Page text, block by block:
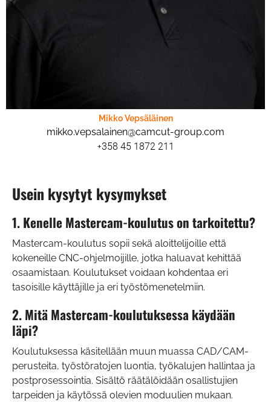
Mikko Vepsäläinen
mikko.vepsalainen@camcut-group.com
+358 45 1872 211
Usein kysytyt kysymykset
1. Kenelle Mastercam-koulutus on tarkoitettu?
Mastercam-koulutus sopii sekä aloittelijoille että
kokeneille CNC-ohjelmoijille, jotka haluavat kehittää
osaamistaan. Koulutukset voidaan kohdentaa eri
tasoisille käyttäjille ja eri työstömenetelmiin.
2. Mitä Mastercam-koulutuksessa käydään
läpi?
Koulutuksessa käsitellään muun muassa CAD/CAM-
perusteita, työstöratojen luontia, työkalujen hallintaa ja
postprosessointia. Sisältö räätälöidään osallistujien
tarpeiden ja käytössä olevien moduulien mukaan.